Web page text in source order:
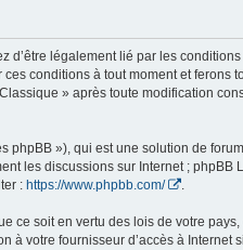
d’être légalement lié par les
conditions à tout moment et ferons
» après toute modification
phpBB »), qui est une solution de
les discussions sur Internet ; phpBB
: https://www.phpbb.com/ .
ce soit en vertu des lois de votre pays,
à votre fournisseur d’accès à Internet